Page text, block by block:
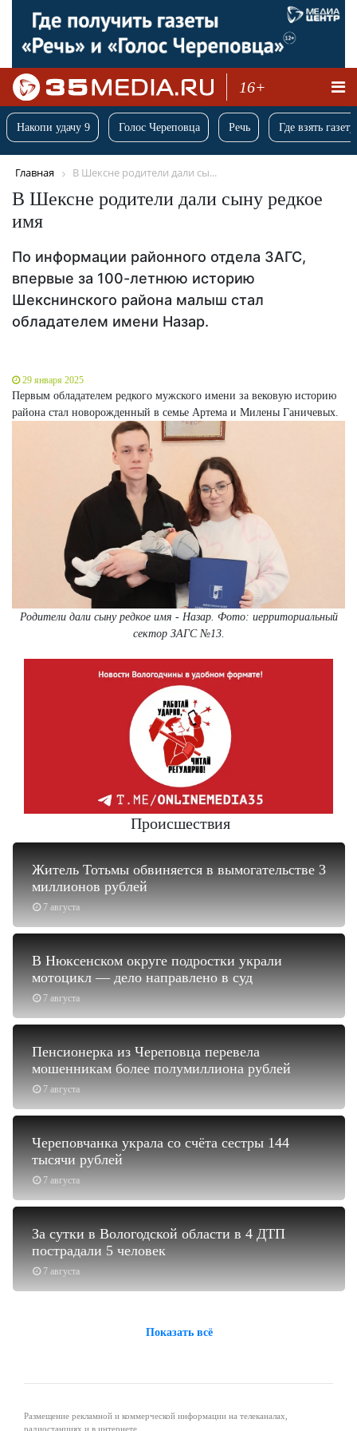
16+
Накопи удачу 9 Голос Череповца Речь Где взять
Главная В Шексне родители дали сы...
В Шексне родители дали сыну редкое
имя
По информации районного отдела ЗАГС,
впервые за 100-летнюю историю
Шекснинского района малыш стал
обладателем имени Назар.
29 января 2025
Первым обладателем редкого мужского имени за вековую историю
района стал новорожденный в семье Артема и Милены Ганичевых.
Родители дали сыну редкое имя - Назар. Фото: иерриториальный
сектор ЗАГС №13.
Происшествия
7 августа
Житель Тотьмы обвиняется в вымогательстве 3
миллионов рублей
7 августа
В Нюксенском округе подростки украли
мотоцикл — дело направлено в суд
7 августа
Пенсионерка из Череповца перевела
мошенникам более полумиллиона рублей
7 августа
Череповчанка украла со счёта сестры 144
тысячи рублей
7 августа
За сутки в Вологодской области в 4 ДТП
пострадали 5 человек
Показать всё
Размещение рекламной и коммерческой информации на телеканалах,
радиостанциях и в интернете.